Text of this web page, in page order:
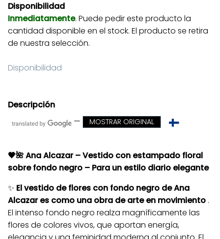
Disponibilidad
Inmediatamente. Puede pedir este producto la
cantidad disponible en el stock. El producto se retira
de nuestra selección.
Disponibilidad
Descripción
—
MOSTRAR ORIGINAL
🖤🌺 Ana Alcazar – Vestido con estampado floral
sobre fondo negro – Para un estilo diario elegante
✨ El vestido de flores con fondo negro de Ana
Alcazar es como una obra de arte en movimiento .
El intenso fondo negro realza magníficamente las
flores de colores vivos, que aportan energía,